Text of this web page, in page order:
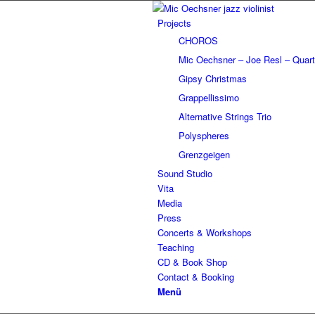
Projects
CHOROS
Mic Oechsner – Joe Resl –
Gipsy Christmas
Grappellissimo
Alternative Strings Trio
Polyspheres
Grenzgeigen
Sound Studio
Vita
Media
Press
Concerts & Workshops
Teaching
CD & Book Shop
Contact & Booking
Menü